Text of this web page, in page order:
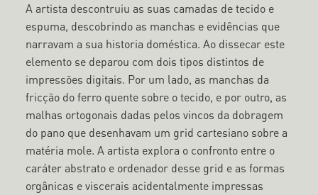
A artista descontruiu as suas camadas de tecido e
espuma, descobrindo as manchas e evidências que
narravam a sua historia doméstica. Ao dissecar este
elemento se deparou com dois tipos distintos de
impressões digitais. Por um lado, as manchas da
fricção do ferro quente sobre o tecido, e por outro, as
malhas ortogonais dadas pelos vincos da dobragem
do pano que desenhavam um grid cartesiano sobre a
matéria mole. A artista explora o confronto entre o
caráter abstrato e ordenador desse grid e as formas
orgânicas e viscerais acidentalmente impressas